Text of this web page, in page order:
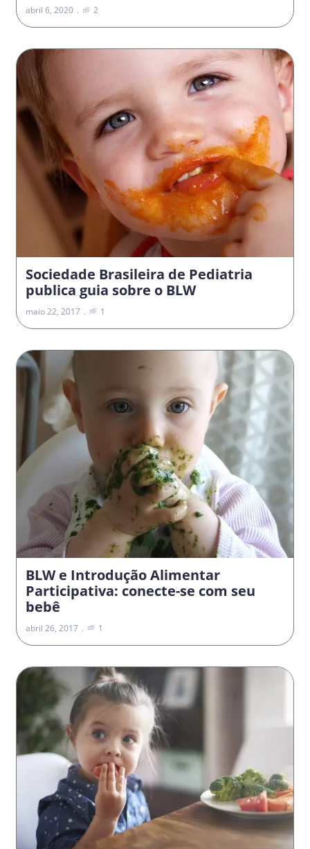
abril 6, 2020 2
Sociedade Brasileira de Pediatria
publica guia sobre o BLW
maio 22, 2017 1
BLW e Introdução Alimentar
Participativa: conecte-se com seu
bebê
abril 26, 2017 1